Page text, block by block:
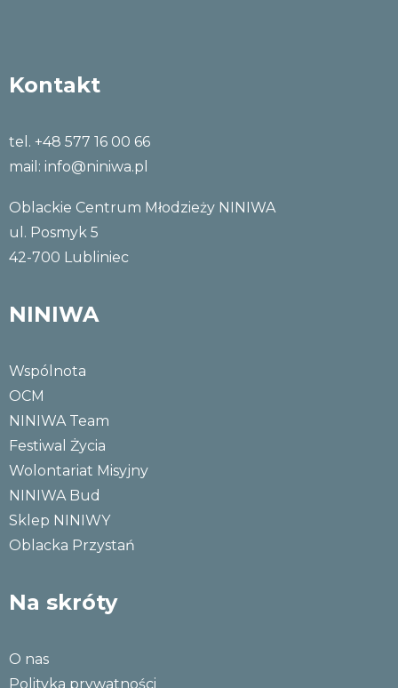
Kontakt
tel. +48 577 16 00 66
mail: info@niniwa.pl
Oblackie Centrum Młodzieży NINIWA
ul. Posmyk 5
42-700 Lubliniec
NINIWA
Wspólnota
OCM
NINIWA Team
Festiwal Życia
Wolontariat Misyjny
NINIWA Bud
Sklep NINIWY
Oblacka Przystań
Na skróty
O nas
Polityka prywatności